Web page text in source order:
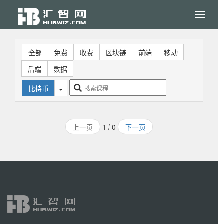
全部 免费 收费 区块链 前端
移动
后端
数据
比特币
上一页 1 / 0 下一页